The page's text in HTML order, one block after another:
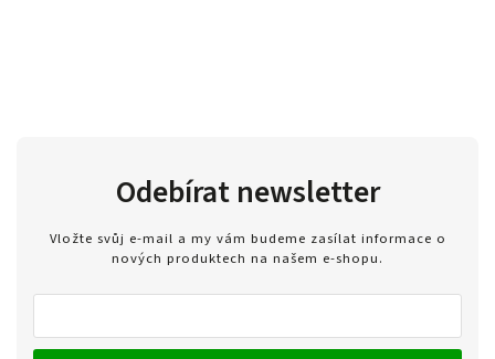
Odebírat newsletter
Vložte svůj e-mail a my vám budeme zasílat informace o
nových produktech na našem e-shopu.